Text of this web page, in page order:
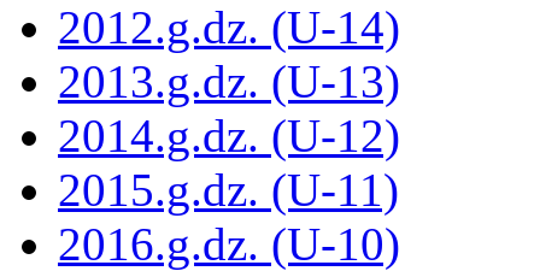
2012.g.dz. (U-14)
2013.g.dz. (U-13)
2014.g.dz. (U-12)
2015.g.dz. (U-11)
2016.g.dz. (U-10)